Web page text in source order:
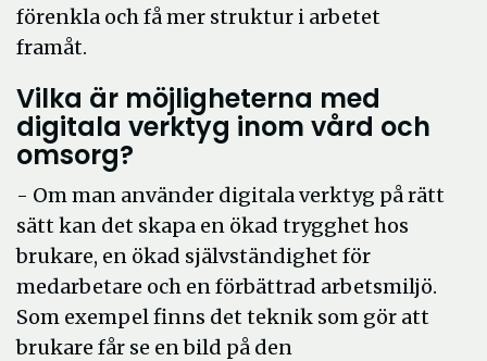
förenkla och få mer struktur i arbetet
framåt.
Vilka är möjligheterna med
digitala verktyg inom vård och
omsorg?
- Om man använder digitala verktyg på rätt
sätt kan det skapa en ökad trygghet hos
brukare, en ökad självständighet för
medarbetare och en förbättrad arbetsmiljö.
Som exempel finns det teknik som gör att
brukare får se en bild på den